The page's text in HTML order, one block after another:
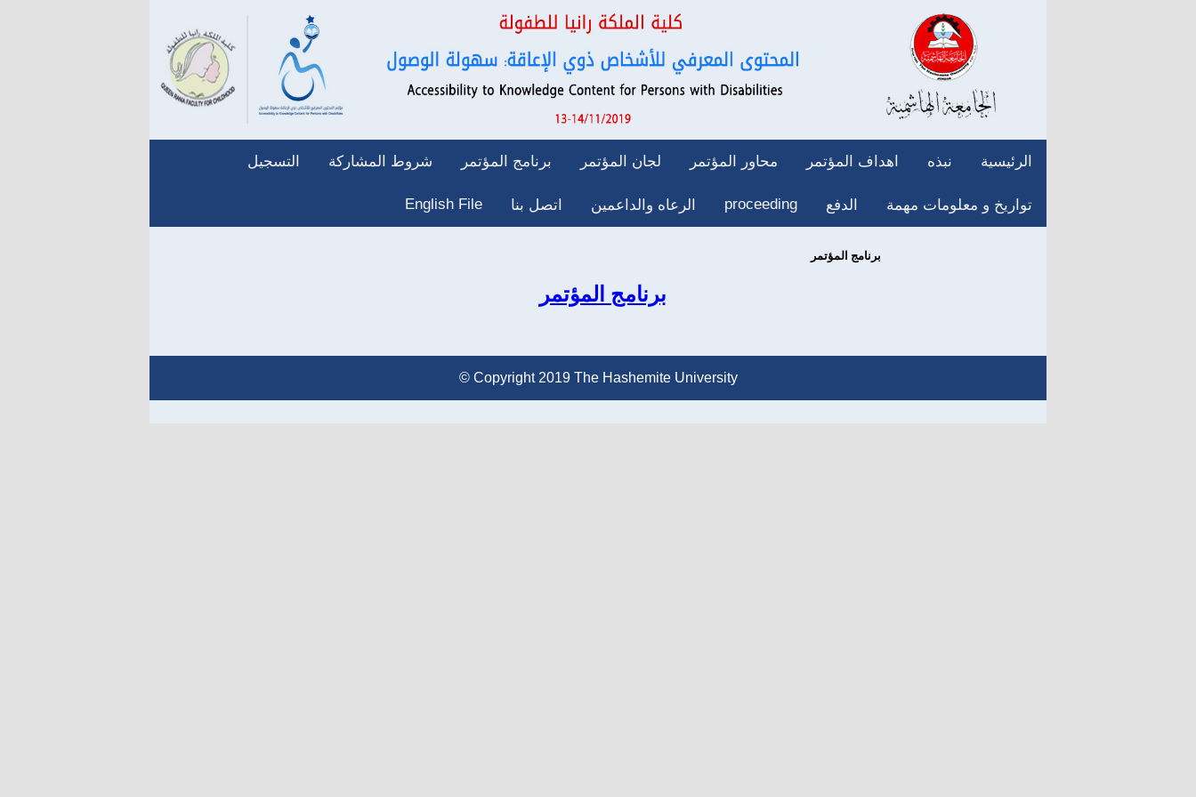
الرئيسية نبذه اهداف المؤتمر محاور المؤتمر لجان المؤتمر برنامج المؤتمر شروط المشاركة التسجيل
تواريخ و معلومات مهمة الدفع proceeding الرعاه والداعمين اتصل بنا English File
برنامج المؤتمر
برنامج المؤتمر
© Copyright 2019 The Hashemite University